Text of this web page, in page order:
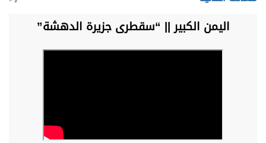
اليمن الكبير || “سقطرى جزيرة الدهشة”